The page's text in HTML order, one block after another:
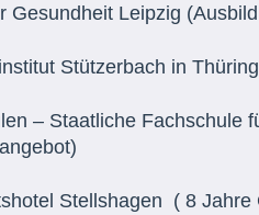
Gesundheit Leipzig
Stützerbach in
– Staatliche Fachschule
Stellshagen ( 8 Jahre